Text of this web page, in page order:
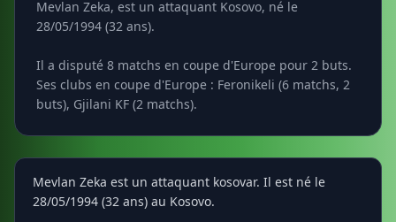
Mevlan Zeka, est un attaquant Kosovo, né le
28/05/1994 (32 ans).
Il a disputé 8 matchs en coupe d'Europe pour 2 buts.
Ses clubs en coupe d'Europe : Feronikeli (6 matchs, 2
buts), Gjilani KF (2 matchs).
Mevlan Zeka est un attaquant kosovar. Il est né le
28/05/1994 (32 ans) au Kosovo.